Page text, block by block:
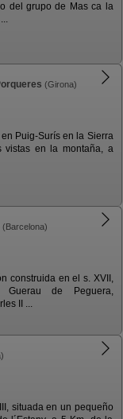
del grupo de Mas ca la
AGOSTO
(Girona)
Puig-Surís en la Sierra
vistas en la montaña, a
(Barcelona)
construida en el s. XVII,
Guerau de Peguera,
II ...
situada en un pequeño